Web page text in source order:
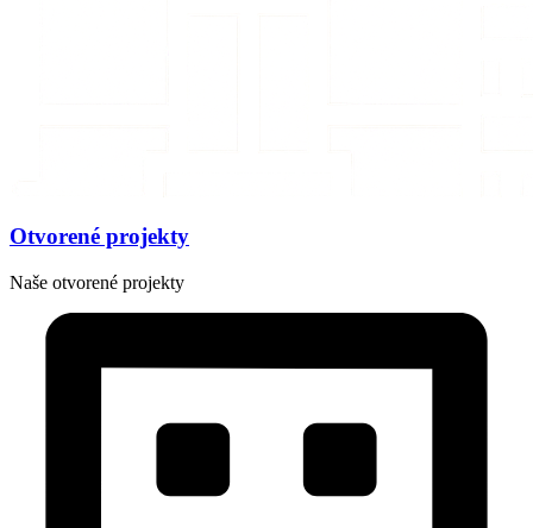
Otvorené projekty
Naše otvorené projekty